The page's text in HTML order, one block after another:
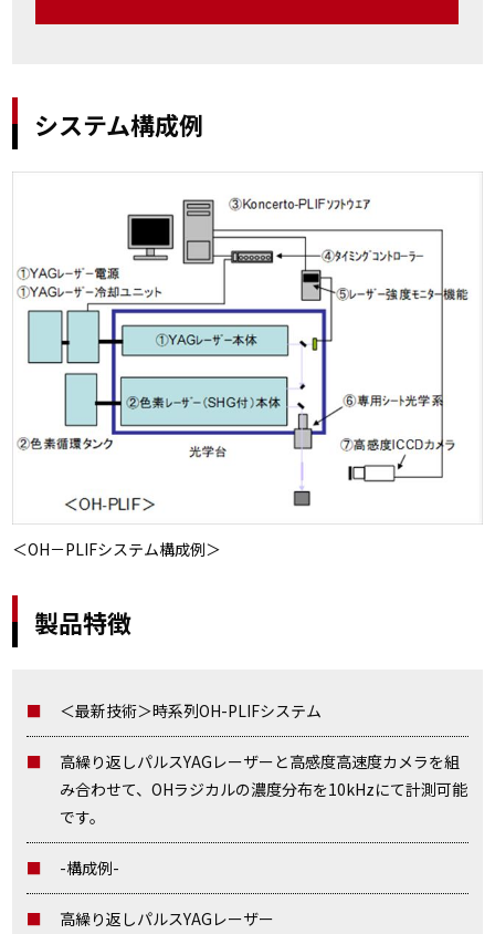
システム構成例
＜OH－PLIFシステム構成例＞
製品特徴
＜最新技術＞時系列OH-PLIFシステム
高繰り返しパルスYAGレーザーと高感度高速度カメラを組
み合わせて、OHラジカルの濃度分布を10kHzにて計測可能
です。
-構成例-
高繰り返しパルスYAGレーザー